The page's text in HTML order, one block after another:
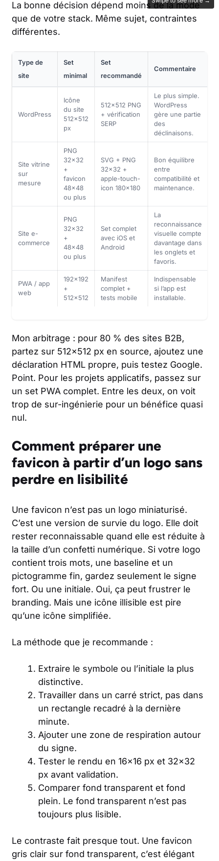
La bonne décision dépend moins de la mode
que de votre stack. Même sujet, contraintes
différentes.
Type de
site
Set
minimal
Set
recommandé
Commentaire
WordPress
Icône
du site
512×512
px
512×512 PNG
+ vérification
SERP
Le plus simple.
WordPress
gère une partie
des
déclinaisons.
Site vitrine
sur
mesure
PNG
32×32
+
favicon
48×48
ou plus
SVG + PNG
32×32 +
apple-touch-
icon 180×180
Bon équilibre
entre
compatibilité et
maintenance.
Site e-
commerce
PNG
32×32
+
48×48
ou plus
Set complet
avec iOS et
Android
La
reconnaissance
visuelle compte
davantage dans
les onglets et
favoris.
PWA / app
web
192×192
+
512×512
Manifest
complet +
tests mobile
Indispensable
si l’app est
installable.
Mon arbitrage : pour 80 % des sites B2B,
partez sur 512×512 px en source, ajoutez une
déclaration HTML propre, puis testez Google.
Point. Pour les projets applicatifs, passez sur
un set PWA complet. Entre les deux, on voit
trop de sur-ingénierie pour un bénéfice quasi
nul.
Comment préparer une
favicon à partir d’un logo sans
perdre en lisibilité
Une favicon n’est pas un logo miniaturisé.
C’est une version de survie du logo. Elle doit
rester reconnaissable quand elle est réduite à
la taille d’un confetti numérique. Si votre logo
contient trois mots, une baseline et un
pictogramme fin, gardez seulement le signe
fort. Ou une initiale. Oui, ça peut frustrer le
branding. Mais une icône illisible est pire
qu’une icône simplifiée.
La méthode que je recommande :
Extraire le symbole ou l’initiale la plus
distinctive.
Travailler dans un carré strict, pas dans
un rectangle recadré à la dernière
minute.
Ajouter une zone de respiration autour
du signe.
Tester le rendu en 16×16 px et 32×32
px avant validation.
Comparer fond transparent et fond
plein. Le fond transparent n’est pas
toujours plus lisible.
Le contraste fait presque tout. Une favicon
gris clair sur fond transparent, c’est élégant